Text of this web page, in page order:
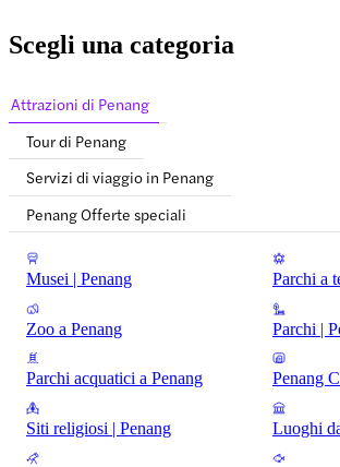
Scegli una categoria
Attrazioni di Penang
Tour di Penang
Servizi di viaggio in Penang
Penang Offerte speciali
Musei | Penang Parchi a
Zoo a Penang Parchi |
Parchi acquatici a Penang Penang
Siti religiosi | Penang Luoghi